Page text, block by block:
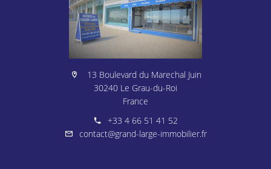
13 Boulevard du Marechal Juin
30240 Le Grau-du-Roi
France
+33 4 66 51 41 52
contact@grand-large-immobilier.fr